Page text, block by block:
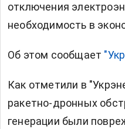
отключения
необходимость в
Об этом сообщает
Как отметили в
ракетно-дронных
генерации были